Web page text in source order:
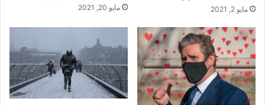
مايو 2, 2021 مايو 20, 2021